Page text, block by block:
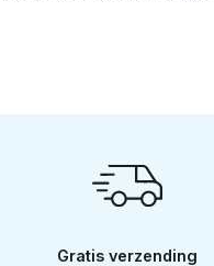
Gratis verzending